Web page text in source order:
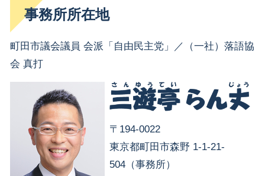
事務所所在地
町田市議会議員 会派「自由民主党」／（一社）落語協
会 真打
〒194-0022
東京都町田市森野 1-1-21-
504（事務所）